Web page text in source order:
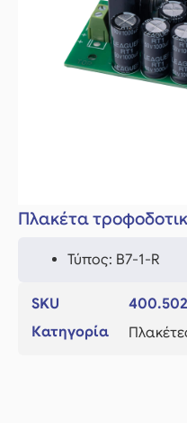
Πλακέτα
Τύπος: Β7-1-R
SKU
Κατηγορία